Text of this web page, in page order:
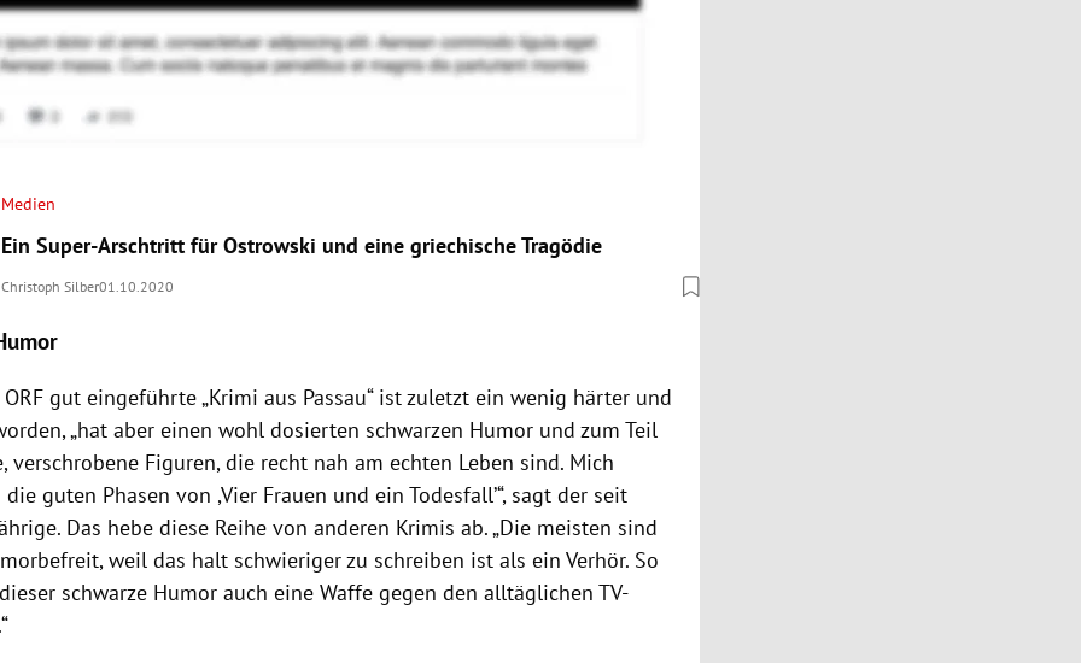
Medien
Ein Super-Arschtritt für Ostrowski und eine griechische Tragödie
Christoph Silber01.10.2020
gut eingeführte „Krimi aus Passau“ ist zuletzt ein wenig härter und
„hat aber einen wohl dosierten schwarzen Humor und zum Teil
verschrobene Figuren, die recht nah am echten Leben sind. Mich
die guten Phasen von ,Vier Frauen und ein Todesfall’“, sagt der seit
Das hebe diese Reihe von anderen Krimis ab. „Die meisten sind
weil das halt schwieriger zu schreiben ist als ein Verhör. So
schwarze Humor auch eine Waffe gegen den alltäglichen TV-